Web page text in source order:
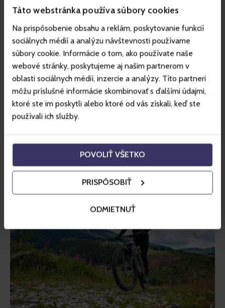
Táto webstránka používa súbory cookies
Na prispôsobenie obsahu a reklám, poskytovanie funkcií
sociálnych médií a analýzu návštevnosti používame
súbory cookie. Informácie o tom, ako používate naše
webové stránky, poskytujeme aj našim partnerom v
oblasti sociálnych médií, inzercie a analýzy. Títo partneri
môžu príslušné informácie skombinovať s ďalšími údajmi,
ktoré ste im poskytli alebo ktoré od vás získali, keď ste
používali ich služby.
POVOLIŤ VŠETKO
PRISPÔSOBIŤ
ODMIETNUŤ
Zaujímavosť: Trasa je považovaná za jednu z najkrajších
v Jasnej priamo v stredisku. Ponúka atmosféru
oddychovej panoramatickej jazdy bez nutnosti zdolávať
dlhé prevýšenia.
Mapa trasy: https://sk.mapy.cz/s/fuvarasura
Cyklotrasa začína na Lúčkach a vedie až k
Podroh, odkiaľ sa otvárajú krásne výhľady na okolie Jasnej.
Následne vedie cez Záhradky späť do Lúčok, ideálna
kombinácia mierneho zvlneného terénu a výhľadov.